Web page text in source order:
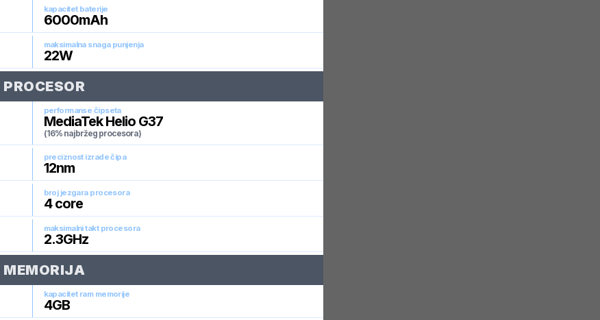
kapacitet baterije
6000mAh
maksimalna snaga punjenja
22W
PROCESOR
performanse čipseta
MediaTek Helio G37
(16% najbržeg procesora)
preciznost izrade čipa
12nm
broj jezgara procesora
4core
maksimalni takt procesora
2.3GHz
MEMORIJA
kapacitet ram memorije
4GB